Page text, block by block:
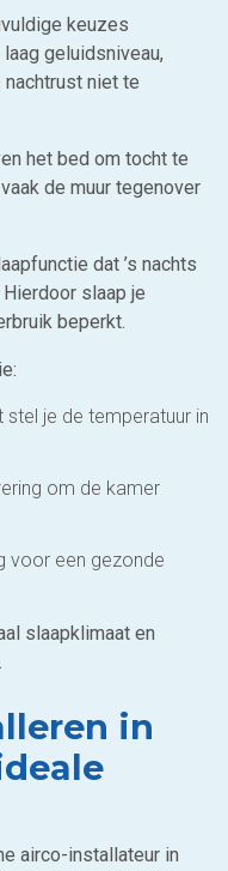
keuzes
geluidsniveau,
niet te
het bed om tocht te
de muur tegenover
dat ’s nachts
slaap je
beperkt.
je de temperatuur in
om de kamer
voor een gezonde
slaapklimaat en
in
airco-installateur in